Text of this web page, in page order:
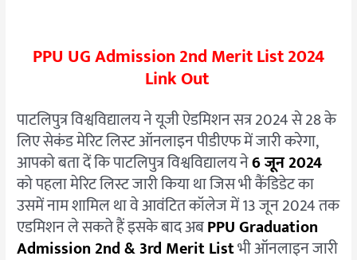
PPU UG Admission 2nd Merit List 2024
Link Out
पाटलिपुत्र विश्वविद्यालय ने यूजी ऐडमिशन सत्र 2024 से 28 के
लिए सेकंड मेरिट लिस्ट ऑनलाइन पीडीएफ में जारी करेगा,
आपको बता दें कि पाटलिपुत्र विश्वविद्यालय ने6 जून 2024
को पहला मेरिट लिस्ट जारी किया था जिस भी कैंडिडेट का
उसमें नाम शामिल था वे आवंटित कॉलेज में 13 जून 2024 तक
एडमिशन ले सकते हैं इसके बाद अबPPU Graduation
Admission 2nd & 3rd Merit Listभी ऑनलाइन जारी